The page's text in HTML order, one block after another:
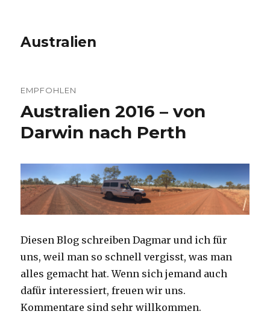
Australien
EMPFOHLEN
Australien 2016 – von
Darwin nach Perth
Diesen Blog schreiben Dagmar und ich für
uns, weil man so schnell vergisst, was man
alles gemacht hat. Wenn sich jemand auch
dafür interessiert, freuen wir uns.
Kommentare sind sehr willkommen.